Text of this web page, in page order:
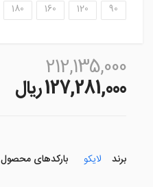
90
120
160
180
212,135,000
127,281,000 ريال
برند لایکو بارکدهای محصول